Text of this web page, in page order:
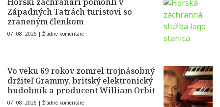
Západných Tatrách turistovi so
zraneným členkom
07. 08. 2026 | Žiadne komentáre
Vo veku 69 rokov zomrel trojnásobný
držiteľ Grammy, britský elektronický
hudobník a producent William Orbit
07. 08. 2026 | Žiadne komentáre